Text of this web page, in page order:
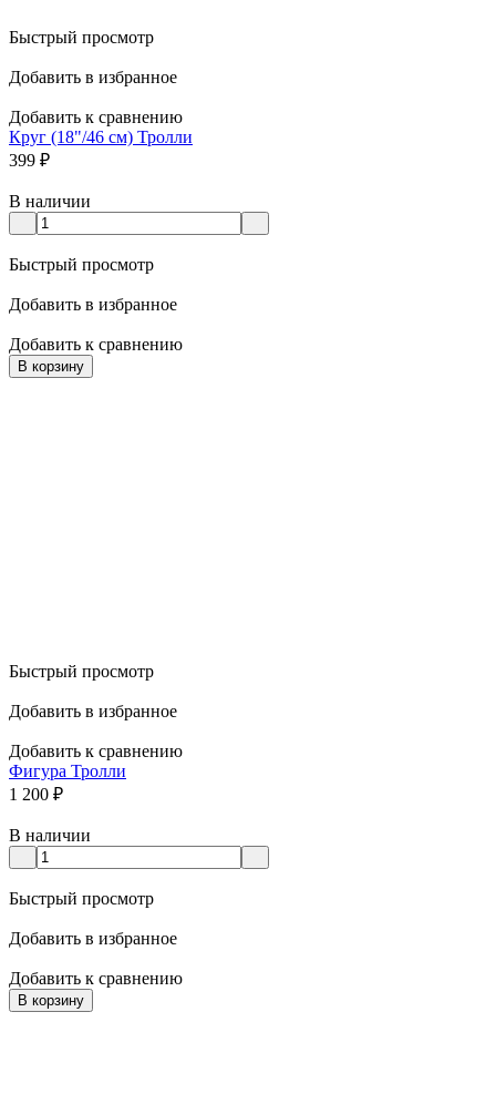
Быстрый просмотр
Добавить в избранное
Добавить к сравнению
Круг (18"/46 см) Тролли
399 ₽
В наличии
Быстрый просмотр
Добавить в избранное
Добавить к сравнению
В корзину
Быстрый просмотр
Добавить в избранное
Добавить к сравнению
Фигура Тролли
1 200 ₽
В наличии
Быстрый просмотр
Добавить в избранное
Добавить к сравнению
В корзину